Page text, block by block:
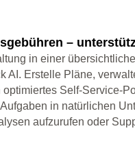
–
in einer
AI. Erstelle Pläne,
Self-Service-
in natürlichen
aufzurufen oder